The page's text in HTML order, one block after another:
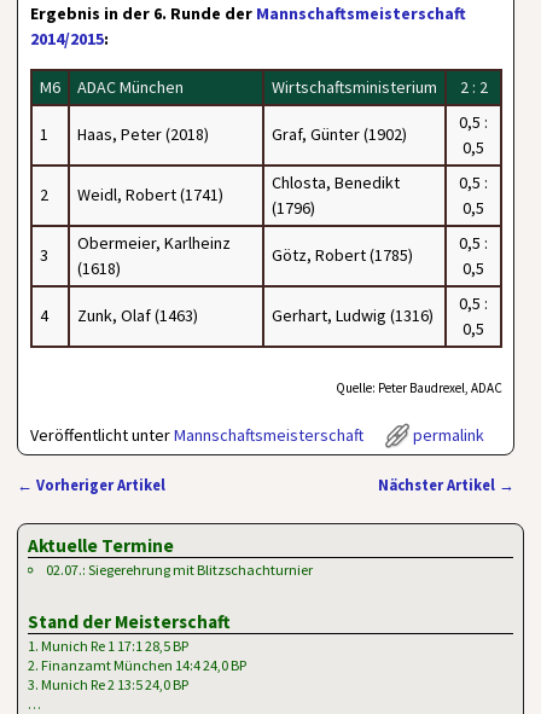
Ergebnis in der 6. Runde der Mannschaftsmeisterschaft
2014/2015:
M6 ADAC München Wirtschaftsministerium 2 : 2
1 Haas, Peter (2018) Graf, Günter (1902)
0,5 :
0,5
2 Weidl, Robert (1741)
Chlosta, Benedikt
(1796)
0,5 :
0,5
3
Obermeier, Karlheinz
(1618)
Götz, Robert (1785)
0,5 :
0,5
4 Zunk, Olaf (1463) Gerhart, Ludwig (1316)
0,5 :
0,5
Quelle: Peter Baudrexel, ADAC
Veröffentlicht unterMannschaftsmeisterschaft permalink
← Vorheriger Artikel Nächster Artikel →
Aktuelle Termine
02.07.: Siegerehrung mit Blitzschachturnier
Stand der Meisterschaft
1. Munich Re 1 17:1 28,5 BP
2. Finanzamt München 14:4 24,0 BP
3. Munich Re 2 13:5 24,0 BP
…